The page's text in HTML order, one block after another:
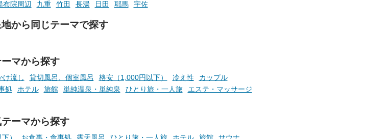
。
そんな心のつぶやきを、湯あが
りの温まった心のまま相談でき
ニフティ温泉の「占いベンチ」
布院周辺 九重 竹田 長湯 日田 耶馬 宇佐
から同じテーマで探す
マから探す
け流し 貸切風呂、個室風呂 格安（1,000円以下） 冷え性
カップル
処 ホテル 旅館 単純温泉・単純泉 ひとり旅・一人旅
エステ・マッサージ
ーマから探す